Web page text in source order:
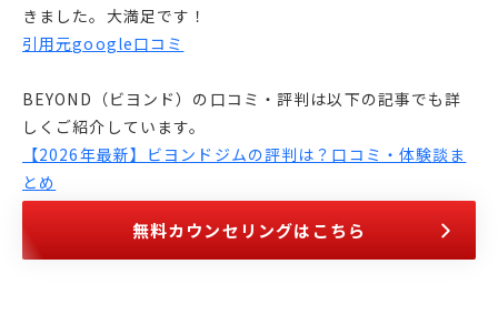
きました。大満足です！
引用元google口コミ
BEYOND（ビヨンド）の口コミ・評判は以下の記事でも詳
しくご紹介しています。
【2026年最新】ビヨンドジムの評判は？口コミ・体験談ま
とめ
無料カウンセリングはこちら